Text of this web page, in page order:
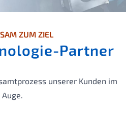
ZUM ZIEL
Partner
unserer Kunden im
Auge.